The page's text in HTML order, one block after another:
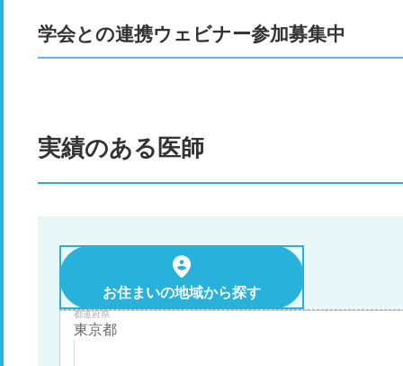
学会との連携ウェビナー参加募集中
実績のある医師
お住まいの地域から探す
都道府県